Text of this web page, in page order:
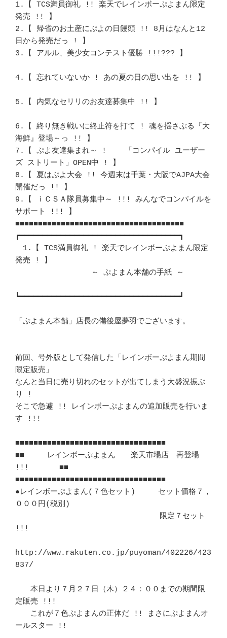
1.【 TCS満員御礼 !! 楽天でレインボーぷよまん限定
発売 !! 】
2.【 帰省のお土産にぷよの日饅頭 !! 8月はなんと12
日から発売だっ ! 】
3.【 アルル、美少女コンテスト優勝 !!!??? 】
4.【 忘れていないか ! あの夏の日の思い出を !! 】
5.【 内気なセリリのお友達募集中 !! 】
6.【 終り無き戦いに終止符を打て ! 魂を揺さぶる『大
海鮮』登場～っ !! 】
7.【 ぷよ友達集まれ～ !	「コンパイル ユーザー
ズ ストリート」OPEN中 ! 】
8.【 夏はぷよ大会 !! 今週末は千葉・大阪でAJPA大会
開催だっ !! 】
9.【 ｉＣＳＡ隊員募集中～ !!! みんなでコンパイルを
サポート !!! 】
■■■■■■■■■■■■■■■■■■■■■■■■■■■■■■■■■■■■■
┏━━━━━━━━━━━━━━━━━━━━━━━━━━━━━━━━━━━┓
1.【 TCS満員御礼 ! 楽天でレインボーぷよまん限定
発売 ! 】
～ ぷよまん本舗の手紙 ～
┗━━━━━━━━━━━━━━━━━━━━━━━━━━━━━━━━━━━┛
「ぷよまん本舗」店長の備後屋夢羽でございます。
前回、号外版として発信した「レインボーぷよまん期間
限定販売」
なんと当日に売り切れのセットが出てしまう大盛況振ぶ
り !
そこで急遽 !! レインボーぷよまんの追加販売を行いま
す !!!
■■■■■■■■■■■■■■■■■■■■■■■■■■■■■■■■■
■■　　　レインボーぷよまん　　楽天市場店　再登場
!!!　　　　■■
■■■■■■■■■■■■■■■■■■■■■■■■■■■■■■■■■
●レインボーぷよまん(７色セット)　　　セット価格７，
０００円(税別)
限定７セット
!!!
http://www.rakuten.co.jp/puyoman/402226/423
837/
本日より７月２７日（木）２４：００までの期間限
定販売 !!!
これが７色ぷよまんの正体だ !! まさにぷよまんオ
ールスター !!